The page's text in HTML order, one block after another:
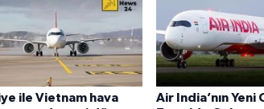
ile Vietnam hava
Air India’nın Yeni